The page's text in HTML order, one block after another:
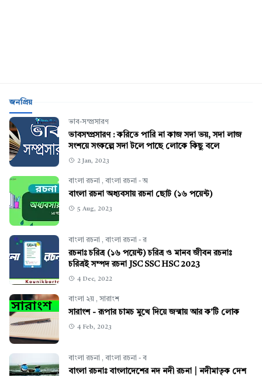
জনপ্রিয়
ভাব-সম্প্রসারণ
ভাবসম্প্রসারণ : করিতে পারি না কাজ সদা ভয়, সদা লাজ
সংশয়ে সংকল্পে সদা টলে পাছে লোকে কিছু বলে
2 Jan, 2023
বাংলা রচনা , বাংলা রচনা - অ
বাংলা রচনা অধ্যবসায় রচনা ছোট (১৬ পয়েন্ট)
5 Aug, 2023
বাংলা রচনা , বাংলা রচনা - র
রচনাঃ চরিত্র (১৬ পয়েন্ট) চরিত্র ও মানব জীবন রচনাঃ
চরিত্রই সম্পদ রচনা JSC SSC HSC 2023
4 Dec, 2022
বাংলা ২য় , সারাংশ
সারাংশ - রূপার চামচ মুখে দিয়ে জন্মায় আর ক'টি লোক
4 Feb, 2023
বাংলা রচনা , বাংলা রচনা - ব
বাংলা রচনাঃ বাংলাদেশের নদ নদী রচনা | নদীমাতৃক দেশ